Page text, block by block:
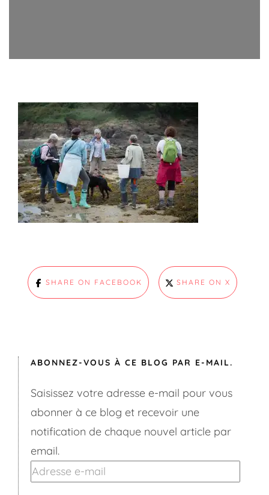
SHARE ON FACEBOOK SHARE ON X
ABONNEZ-VOUS À CE BLOG PAR E-MAIL.
Saisissez votre adresse e-mail pour vous
abonner à ce blog et recevoir une
notification de chaque nouvel article par
email.
Adresse